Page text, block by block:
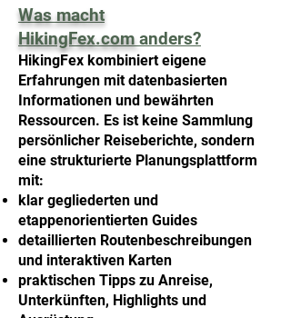
Was macht
HikingFex.comanders?
HikingFex kombiniert eigene
Erfahrungen mit datenbasierten
Informationen und bewährten
Ressourcen. Es ist keine Sammlung
persönlicher Reiseberichte, sondern
eine strukturierte Planungsplattform
mit:
klar gegliederten und
etappenorientierten Guides
detaillierten Routenbeschreibungen
und interaktiven Karten
praktischen Tipps zu Anreise,
Unterkünften, Highlights und